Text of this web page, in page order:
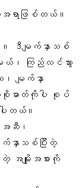
အရာဖြစ်တယ်။
ြပါ။ ဒီမျက်နှာသစ်
၊ ကြည်လင်သွား
၊ မျက်နှာ
အစိုဓာတ်ကိုပါ စုပ်
ါတယ်။
အဆီ၊
က်နှာသစ်ပြီးတဲ့
အမျိုးအစားကို